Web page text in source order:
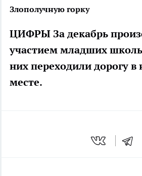
Злополучную горку
ЦИФРЫ За декабрь
участием младших
них переходили дорогу
месте.